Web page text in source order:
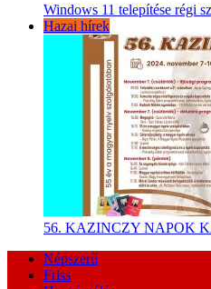
Windows 11 telepítése régi
Hazai hírek
56. KAZINCZY NAPOK
Népszerű
Friss